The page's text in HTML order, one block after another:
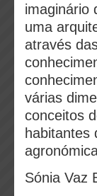
imaginário
uma
através
várias
conceitos
habitantes
Sónia Vaz